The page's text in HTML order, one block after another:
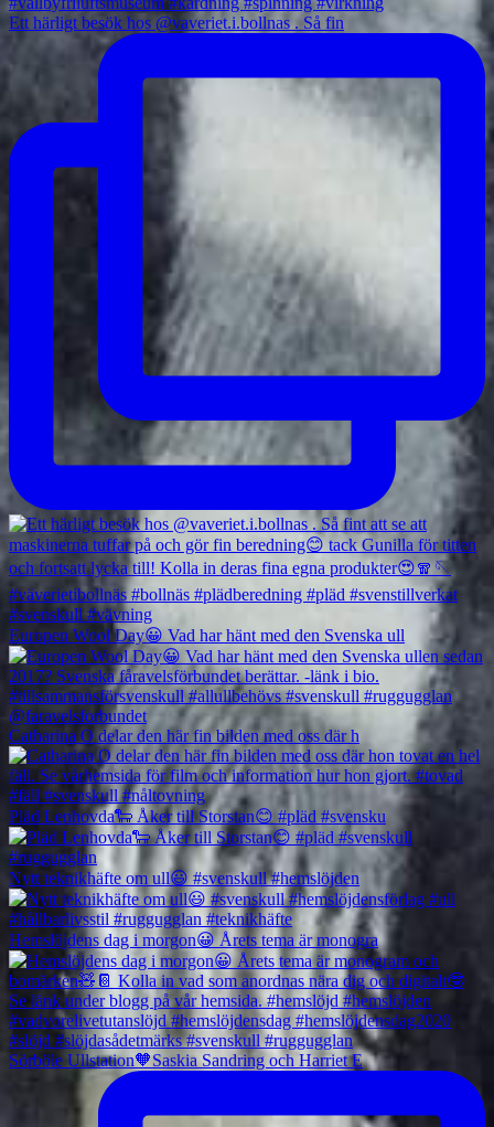
Ett härligt besök hos @vaveriet.i.bollnas . Så fin
Europen Wool Day😀 Vad har hänt med den Svenska ull
Catharina O delar den här fin bilden med oss där h
Pläd Lenhovda🐑 Åker till Storstan😊 #pläd #svensku
Nytt teknikhäfte om ull😃 #svenskull #hemslöjden
Hemslöjdens dag i morgon😀 Årets tema är monogra
Sörböle Ullstation🧡Saskia Sandring och Harriet E